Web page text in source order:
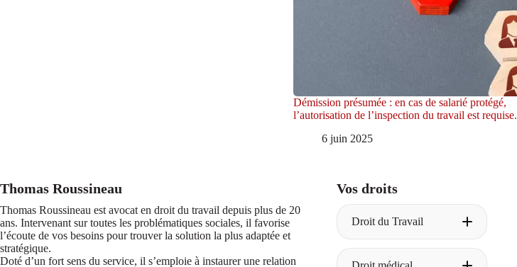
Démission présumée : en cas de salarié protégé,
l’autorisation de l’inspection du travail est requise.
6 juin 2025
Thomas Roussineau
Thomas Roussineau est avocat en droit du travail depuis plus de 20
ans. Intervenant sur toutes les problématiques sociales, il favorise
l’écoute de vos besoins pour trouver la solution la plus adaptée et
stratégique.
Doté d’un fort sens du service, il s’emploie à instaurer une relation
Vos droits
Droit du Travail